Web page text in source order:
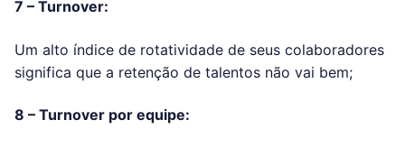
7 – Turnover:
Um alto índice de rotatividade de seus colaboradores
significa que a retenção de talentos não vai bem;
8 – Turnover por equipe: